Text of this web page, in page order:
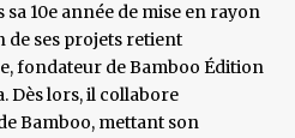
sa 10e année de mise en rayon
de ses projets retient
fondateur de Bamboo Édition
Dès lors, il collabore
Bamboo, mettant son